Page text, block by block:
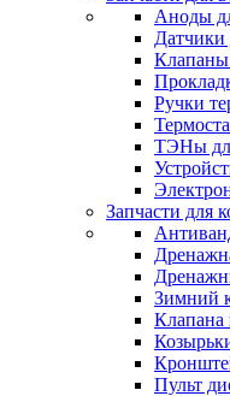
Аноды
Датчики
Клапаны
Ручки
ТЭНы
Запчасти для
Зимний
Клапана
Пульт